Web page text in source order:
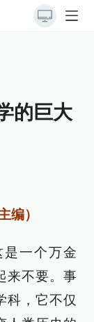
的巨大
编）
一个万金
来不要。事
科，它不仅